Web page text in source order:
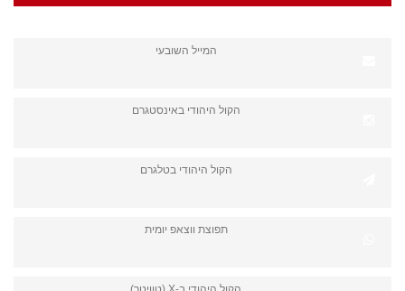
המייל השובעי
הקול היהודי באינסטגרם
הקול היהודי בטלגרם
תפוצת ווצאפ יומית